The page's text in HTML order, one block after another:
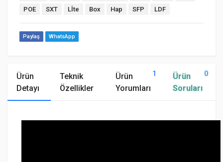
POE
SXT Lİte Box Hap SFP LDF
Paylaş WhatsApp
Ürün
Detayı
Teknik
Özellikler
Ürün
Yorumları
1
Ürün
Soruları
0